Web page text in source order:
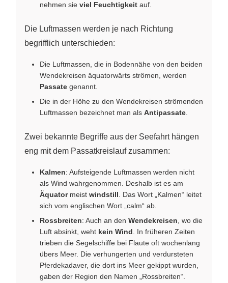
nehmen sie viel Feuchtigkeit auf.
Die Luftmassen werden je nach Richtung
begrifflich unterschieden:
Die Luftmassen, die in Bodennähe von den beiden
Wendekreisen äquatorwärts strömen, werden
Passate genannt.
Die in der Höhe zu den Wendekreisen strömenden
Luftmassen bezeichnet man als Antipassate.
Zwei bekannte Begriffe aus der Seefahrt hängen
eng mit dem Passatkreislauf zusammen:
Kalmen: Aufsteigende Luftmassen werden nicht
als Wind wahrgenommen. Deshalb ist es am
Äquatormeist windstill. Das Wort „Kalmen“ leitet
sich vom englischen Wort „calm“ ab.
Rossbreiten: Auch an den Wendekreisen, wo die
Luft absinkt, weht kein Wind. In früheren Zeiten
trieben die Segelschiffe bei Flaute oft wochenlang
übers Meer. Die verhungerten und verdursteten
Pferdekadaver, die dort ins Meer gekippt wurden,
gaben der Region den Namen „Rossbreiten“.